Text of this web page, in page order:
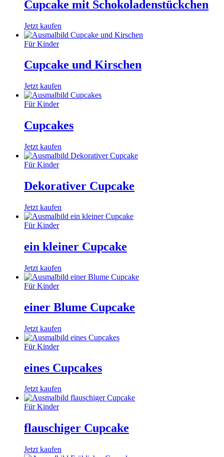
Cupcake mit Schokoladenstückchen
Jetzt kaufen
Für Kinder
Cupcake und Kirschen
Jetzt kaufen
Für Kinder
Cupcakes
Jetzt kaufen
Für Kinder
Dekorativer Cupcake
Jetzt kaufen
Für Kinder
ein kleiner Cupcake
Jetzt kaufen
Für Kinder
einer Blume Cupcake
Jetzt kaufen
Für Kinder
eines Cupcakes
Jetzt kaufen
Für Kinder
flauschiger Cupcake
Jetzt kaufen